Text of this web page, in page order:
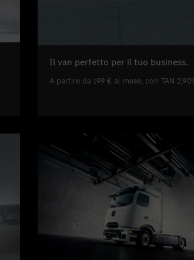
Il van perfetto per il tuo business.
A partire da 199 € al mese, con TAN